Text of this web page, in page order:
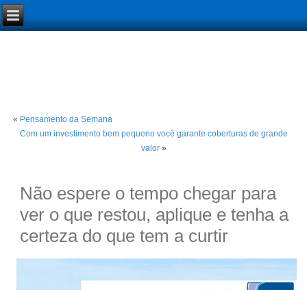
« Pensamento da Semana
Com um investimento bem pequeno você garante coberturas de grande
valor»
Não espere o tempo chegar para
ver o que restou, aplique e tenha a
certeza do que tem a curtir